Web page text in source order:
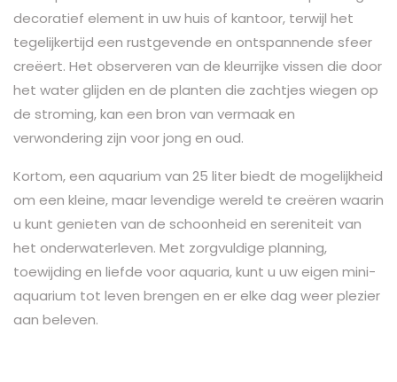
decoratief element in uw huis of kantoor, terwijl het
tegelijkertijd een rustgevende en ontspannende sfeer
creëert. Het observeren van de kleurrijke vissen die door
het water glijden en de planten die zachtjes wiegen op
de stroming, kan een bron van vermaak en
verwondering zijn voor jong en oud.
Kortom, een aquarium van 25 liter biedt de mogelijkheid
om een kleine, maar levendige wereld te creëren waarin
u kunt genieten van de schoonheid en sereniteit van
het onderwaterleven. Met zorgvuldige planning,
toewijding en liefde voor aquaria, kunt u uw eigen mini-
aquarium tot leven brengen en er elke dag weer plezier
aan beleven.